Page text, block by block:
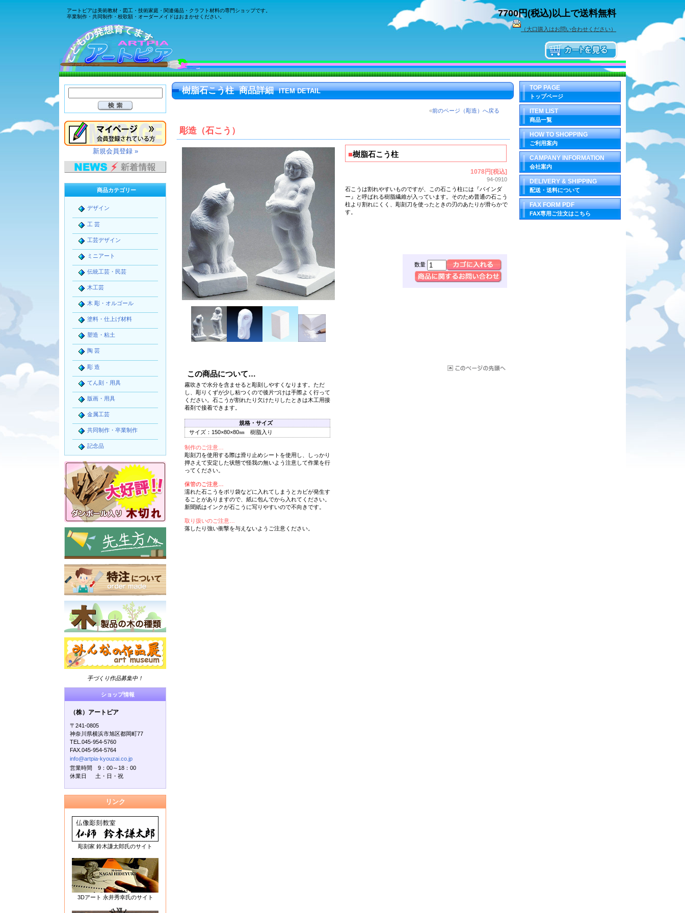
アートピアは美術教材・図工・技術家庭・関連備品・クラフト材料の専門ショップです。
卒業制作・共同制作・校歌額・オーダーメイドはおまかせください。
7700円(税込)以上で送料無料
（大口購入はお問い合わせください）
樹脂石こう柱 商品詳細 ITEM DETAIL
«前のページ（彫造）へ戻る
彫造（石こう）
■樹脂石こう柱
1078円[税込]
94-0910
石こうは割れやすいものですが、この石こう柱には『バインダ
ー』と呼ばれる樹脂繊維が入っています。そのため普通の石こう
柱より割れにくく、彫刻刀を使ったときの刃のあたりが滑らかで
す。
数量
この商品について…
霧吹きで水分を含ませると彫刻しやすくなります。ただ
し、彫りくずが少し粘つくので後片づけは手際よく行って
ください。石こうが割れたり欠けたりしたときは木工用接
着剤で接着できます。
規格・サイズ
サイズ：150×80×80㎜ 樹脂入り
制作のご注意…
彫刻刀を使用する際は滑り止めシートを使用し、しっかり
押さえて安定した状態で怪我の無いよう注意して作業を行
ってください。
保管のご注意…
濡れた石こうをポリ袋などに入れてしまうとカビが発生す
ることがありますので、紙に包んでから入れてください。
新聞紙はインクが石こうに写りやすいので不向きです。
取り扱いのご注意…
落したり強い衝撃を与えないようご注意ください。
TOP PAGE
トップページ
ITEM LIST
商品一覧
HOW TO SHOPPING
ご利用案内
CAMPANY INFORMATION
会社案内
DELIVERY & SHIPPING
配送・送料について
FAX FORM PDF
FAX専用ご注文はこちら
新規会員登録 »
商品カテゴリー
デザイン
工 芸
工芸デザイン
ミニアート
伝統工芸・民芸
木工芸
木 彫・オルゴール
塗料・仕上げ材料
塑造・粘土
陶 芸
彫 造
てん刻・用具
版画・用具
金属工芸
共同制作・卒業制作
記念品
手づくり作品募集中！
ショップ情報
（株）アートピア
〒241-0805
神奈川県横浜市旭区都岡町77
TEL.045-954-5760
FAX.045-954-5764
info@artpia-kyouzai.co.jp
営業時間 9：00～18：00
休業日 土・日・祝
リンク
彫刻家 鈴木謙太郎氏のサイト
3Dアート 永井秀幸氏のサイト